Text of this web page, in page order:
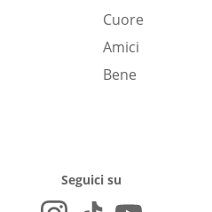
Cuore
Amici
Bene
Seguici su